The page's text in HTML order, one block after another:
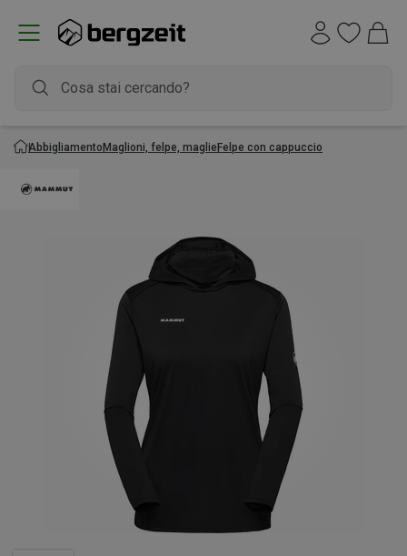
AbbigliamentoMaglioni, felpe, maglieFelpe con cappuccio